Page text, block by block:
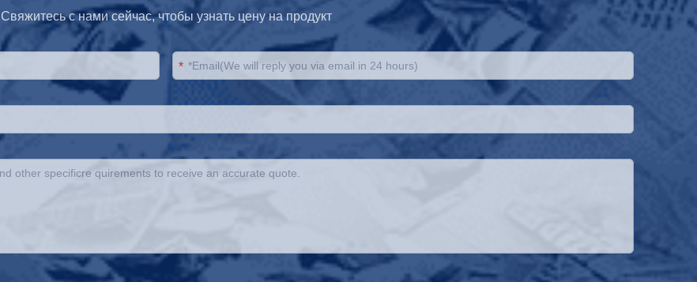
Свяжитесь с нами сейчас, чтобы узнать цену на продукт
*